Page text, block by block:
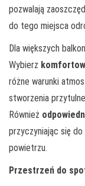
pozwalają
do tego miejsca
Dla większych
Wybierz
różne warunki
stworzenia
Również
przyczyniając się
powietrzu.
Przestrzeń do